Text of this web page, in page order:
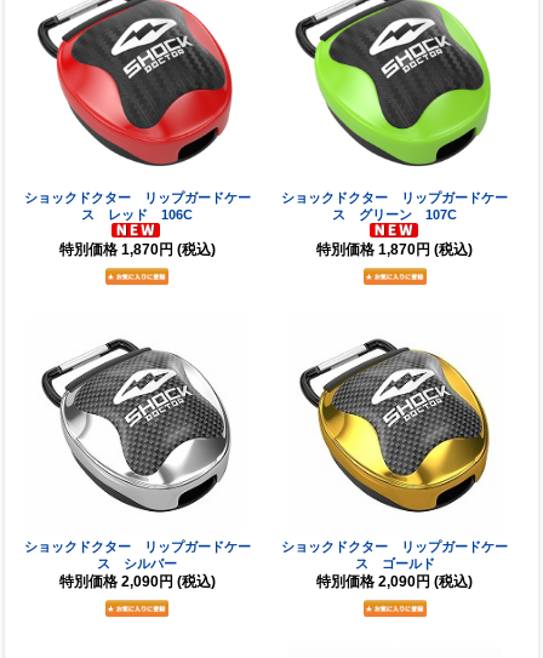
ショックドクター リップガードケー
ス レッド 106C
特別価格 1,870円 (税込)
ショックドクター リップガードケー
ス グリーン 107C
特別価格 1,870円 (税込)
ショックドクター リップガードケー
ス シルバー
特別価格 2,090円 (税込)
ショックドクター リップガードケー
ス ゴールド
特別価格 2,090円 (税込)